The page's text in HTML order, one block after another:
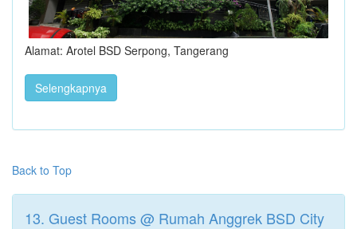
Alamat: Arotel BSD Serpong, Tangerang
Selengkapnya
Back to Top
13. Guest Rooms @ Rumah Anggrek BSD City